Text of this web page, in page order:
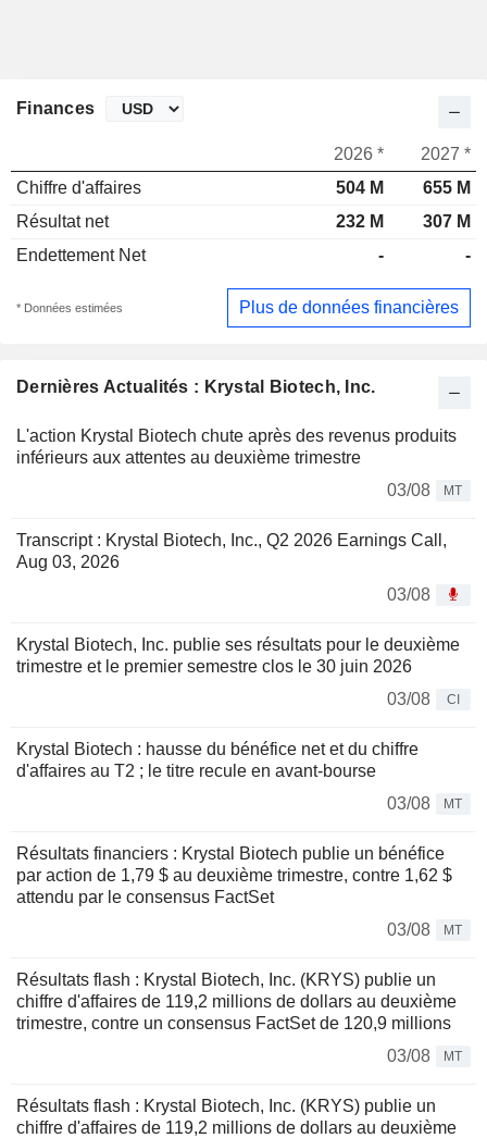
Dernières Actualités : Krystal Biotech, Inc.
L'action Krystal Biotech chute après des revenus produits
inférieurs aux attentes au deuxième trimestre
03/08
MT
Transcript : Krystal Biotech, Inc., Q2 2026 Earnings Call,
Aug 03, 2026
03/08
Krystal Biotech, Inc. publie ses résultats pour le deuxième
trimestre et le premier semestre clos le 30 juin 2026
03/08
CI
Krystal Biotech : hausse du bénéfice net et du chiffre
d'affaires au T2 ; le titre recule en avant-bourse
03/08
MT
Résultats financiers : Krystal Biotech publie un bénéfice
par action de 1,79 $ au deuxième trimestre, contre 1,62 $
attendu par le consensus FactSet
03/08
MT
Résultats flash : Krystal Biotech, Inc. (KRYS) publie un
chiffre d'affaires de 119,2 millions de dollars au deuxième
trimestre, contre un consensus FactSet de 120,9 millions
03/08
MT
Résultats flash : Krystal Biotech, Inc. (KRYS) publie un
chiffre d'affaires de 119,2 millions de dollars au deuxième
Finances
2026 *
2027 *
Chiffre d'affaires
504 M
655 M
Résultat net
232 M
307 M
Endettement Net
- -
* Données estimées Plus de données financières